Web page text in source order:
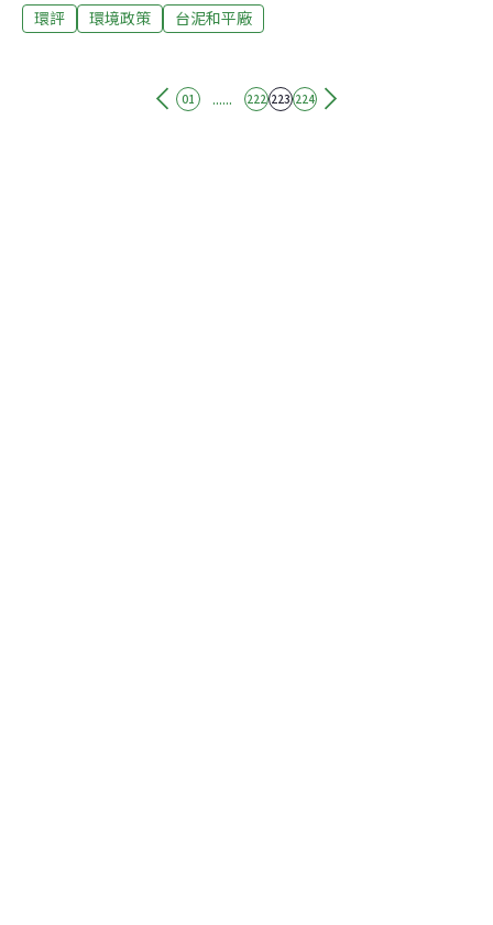
通過建廠之後，台泥最好關閉花蓮市區年產1500000噸的
蓮廠就應取消，但台泥立即表示不能接受，台泥指出，耗
環評 環境政策 台泥和平廠
01 ...... 222 223 224